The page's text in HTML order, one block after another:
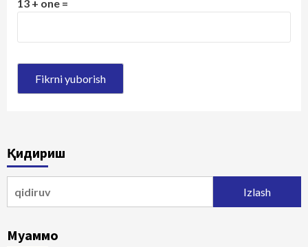
13 + one =
Қидириш
Муаммо